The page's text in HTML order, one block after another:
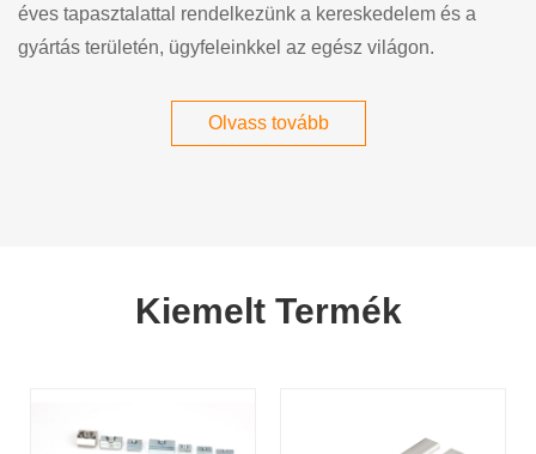
éves tapasztalattal rendelkezünk a kereskedelem és a
gyártás területén, ügyfeleinkkel az egész világon.
Olvass tovább
Kiemelt Termék